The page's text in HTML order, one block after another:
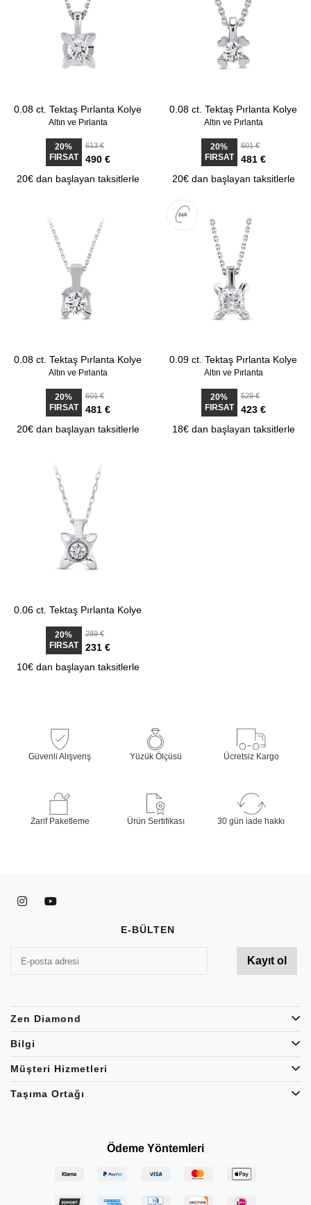
0.08 ct. Tektaş Pırlanta Kolye
Altın ve Pırlanta
20%
FIRSAT
613 €
490 €
20€ dan başlayan taksitlerle
0.08 ct. Tektaş Pırlanta Kolye
Altın ve Pırlanta
20%
FIRSAT
601 €
481 €
20€ dan başlayan taksitlerle
0.08 ct. Tektaş Pırlanta Kolye
Altın ve Pırlanta
20%
FIRSAT
601 €
481 €
20€ dan başlayan taksitlerle
0.09 ct. Tektaş Pırlanta Kolye
Altın ve Pırlanta
20%
FIRSAT
529 €
423 €
18€ dan başlayan taksitlerle
0.06 ct. Tektaş Pırlanta Kolye
20%
FIRSAT
289 €
231 €
10€ dan başlayan taksitlerle
Güvenli Alışveriş Yüzük Ölçüsü Ücretsiz Kargo
Zarif Paketleme Ürün Sertifikası 30 gün iade hakkı
E-BÜLTEN
Zen Diamond
Bilgi
Müşteri Hizmetleri
Taşıma Ortağı
Ödeme Yöntemleri